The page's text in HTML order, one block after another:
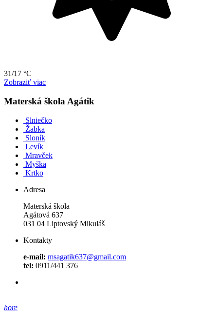
31/17 °C
Zobraziť viac
Materská škola Agátik
Slniečko
Žabka
Sloník
Levík
Mravček
Myška
Krtko
Adresa
Materská škola
Agátová 637
031 04 Liptovský Mikuláš
Kontakty
e-mail: msagatik637@gmail.com
tel: 0911/441 376
hore